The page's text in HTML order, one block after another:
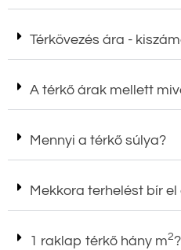
Térkövezés ára -
A térkő árak mellett
Mennyi a térkő súlya?
Mekkora terhelést bír el
1 raklap térkő hány m2?